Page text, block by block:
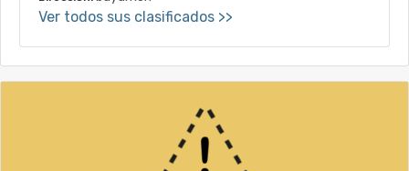
Ver todos sus clasificados >>